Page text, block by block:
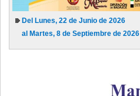
Del Lunes, 22 de Junio de 2026
al Martes, 8 de Septiembre de 2026